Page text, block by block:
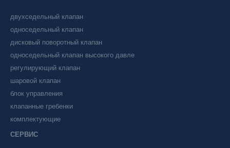
двухседельный клапан
односедельный клапан
дисковый поворотный клапан
односедельный клапан высокого давле
регулирующий клапан
шаровой клапан
блок управления
клапанные гребенки
комплектующие
СЕРВИС